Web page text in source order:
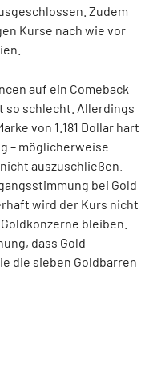
Zudem
Kurse nach wie vor
auf ein Comeback
so schlecht. Allerdings
von 1.181 Dollar hart
– möglicherweise
auszuschließen.
bei Gold
wird der Kurs nicht
bleiben.
dass Gold
die sieben Goldbarren